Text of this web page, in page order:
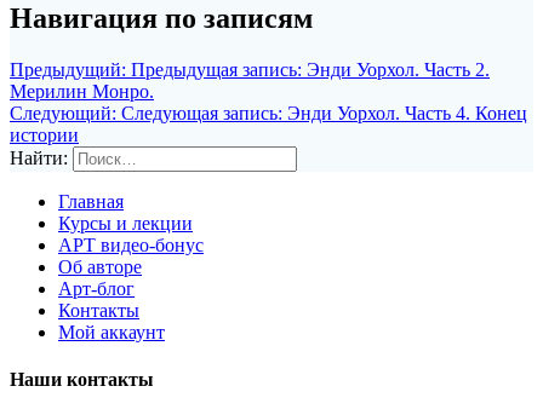
Навигация по записям
Предыдущий: Предыдущая запись: Энди Уорхол. Часть 2.
Мерилин Монро.
Следующий: Следующая запись: Энди Уорхол. Часть 4. Конец
истории
Найти:
Главная
Курсы и лекции
АРТ видео-бонус
Об авторе
Арт-блог
Контакты
Мой аккаунт
Наши контакты